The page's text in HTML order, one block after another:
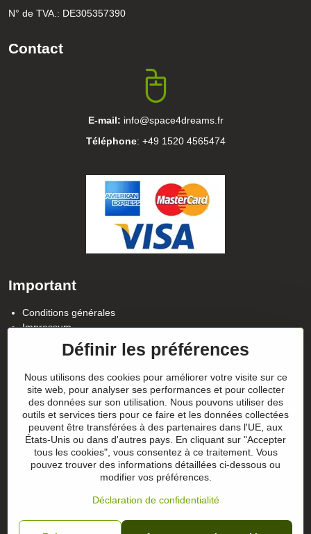
N° de TVA.: DE305357390
Contact
E-mail: info@space4dreams.fr
Téléphone: +49 1520 4565474
Important
Conditions générales
Impressum
Politique de confidentialité
Suivez notre actualité sur nos réseaux
Facebook Instagram
Conseils sur les cadeaux
Les chèques-cadeaux
©2026Copyright
Définir les préférences
Nous utilisons des cookies pour améliorer votre visite sur ce
site web, pour analyser ses performances et pour collecter
des données sur son utilisation. Nous pouvons utiliser des
outils et services tiers pour ce faire et les données collectées
peuvent être transférées à des partenaires dans l'UE, aux
États-Unis ou dans d'autres pays. En cliquant sur "Accepter
tous les cookies", vous consentez à ce traitement. Vous
pouvez trouver des informations détaillées ci-dessous ou
modifier vos préférences.
Déclaration de confidentialité